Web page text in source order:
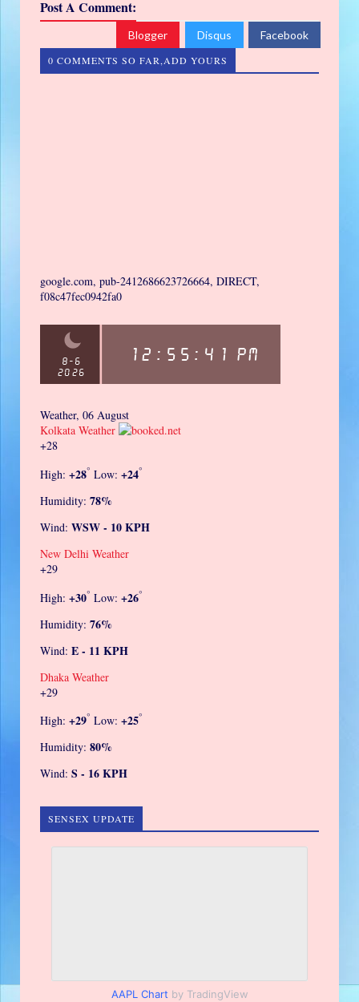
Post A Comment:
Blogger Disqus Facebook
0 COMMENTS SO FAR,ADD YOURS
google.com, pub-2412686623726664, DIRECT,
f08c47fec0942fa0
Weather, 06 August
Kolkata Weather
+28
High: +28° Low: +24°
Humidity: 78%
Wind: WSW - 10 KPH
New Delhi Weather
+29
High: +30° Low: +26°
Humidity: 76%
Wind: E - 11 KPH
Dhaka Weather
+29
High: +29° Low: +25°
Humidity: 80%
Wind: S - 16 KPH
SENSEX UPDATE
AAPL Chart by TradingView